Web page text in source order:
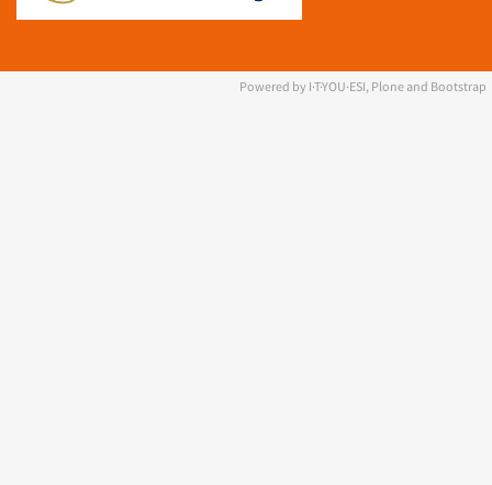
Powered by I·T·YOU·ESI, Plone and Bootstrap